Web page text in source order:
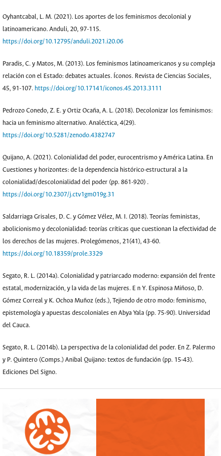
Oyhantcabal, L. M. (2021). Los aportes de los feminismos decolonial y
latinoamericano. Anduli, 20, 97-115.
https://doi.org/10.12795/anduli.2021.i20.06
Paradis, C. y Matos, M. (2013). Los feminismos latinoamericanos y su compleja
relación con el Estado: debates actuales. Íconos. Revista de Ciencias Sociales,
45, 91-107. https://doi.org/10.17141/iconos.45.2013.3111
Pedrozo Conedo, Z. E. y Ortiz Ocaña, A. L. (2018). Decolonizar los feminismos:
hacia un feminismo alternativo. Analéctica, 4(29).
https://doi.org/10.5281/zenodo.4382747
Quijano, A. (2021). Colonialidad del poder, eurocentrismo y América Latina. En
Cuestiones y horizontes: de la dependencia histórico-estructural a la
colonialidad/descolonialidad del poder (pp. 861-920) .
https://doi.org/10.2307/j.ctv1gm019g.31
Saldarriaga Grisales, D. C. y Gómez Vélez, M. I. (2018). Teorías feministas,
abolicionismo y decolonialidad: teorías críticas que cuestionan la efectividad de
los derechos de las mujeres. Prolegómenos, 21(41), 43-60.
https://doi.org/10.18359/prole.3329
Segato, R. L. (2014a). Colonialidad y patriarcado moderno: expansión del frente
estatal, modernización, y la vida de las mujeres. E n Y. Espinosa Miñoso, D.
Gómez Correal y K. Ochoa Muñoz (eds.), Tejiendo de otro modo: feminismo,
epistemología y apuestas descoloniales en Abya Yala (pp. 75-90). Universidad
del Cauca.
Segato, R. L. (2014b). La perspectiva de la colonialidad del poder. En Z. Palermo
y P. Quintero (Comps.) Anibal Quijano: textos de fundación (pp. 15-43).
Ediciones Del Signo.